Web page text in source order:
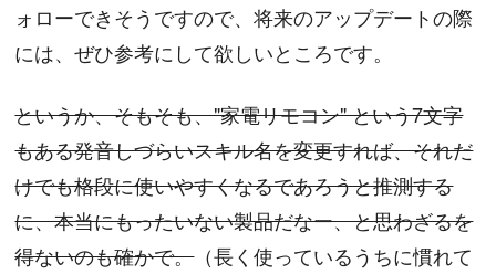
ォローできそうですので、将来のアップデートの際
には、ぜひ参考にして欲しいところです。
というか、そもそも、"家電リモコン" という7文字
もある発音しづらいスキル名を変更すれば、それだ
けでも格段に使いやすくなるであろうと推測する
に、本当にもったいない製品だなー、と思わざるを
得ないのも確かで。（長く使っているうちに慣れて